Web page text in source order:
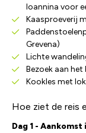
Ioannina voor
Kaasproeverij
Grevena)
Lichte
Bezoek aan
Kookles met
Hoe ziet de reis
Dag 1 -